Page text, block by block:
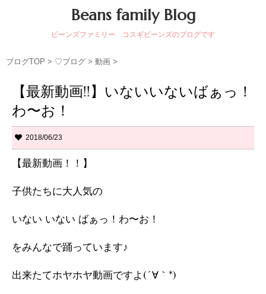
Beans family Blog
ビーンズファミリー コスギビーンズのブログです
ブログTOP > ♡ブログ > 動画 >
【最新動画!!】いないいないばぁっ！
わ〜お！
2018/06/23
【最新動画！！】
子供たちに大人気の
いない いない ばぁっ！わ〜お！
をみんなで踊っています♪
出来たてホヤホヤ動画ですよ(´∀｀*)